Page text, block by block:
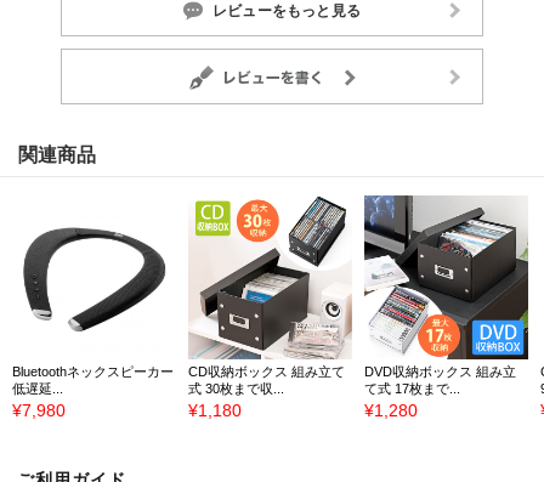
レビューをもっと見る
関連商品
Bluetoothネックスピーカー
低遅延...
¥7,980
CD収納ボックス 組み立て
式 30枚まで収...
¥1,180
DVD収納ボックス 組み立
て式 17枚まで...
¥1,280